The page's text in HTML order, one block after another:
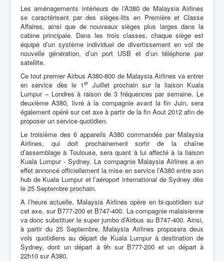
Les aménagements intérieurs de l’A380 de Malaysia Airlines
se caractérisent par des sièges-lits en Première et Classe
Affaires, ainsi que de nouveaux sièges plus larges dans la
cabine principale. Dans les trois classes, chaque siège est
équipé d’un système individuel de divertissement en vol de
nouvelle génération, d’un port USB et d’un téléphone par
satellite.
Ce tout premier Airbus A380-800 de Malaysia Airlines va entrer
en service dès le 1er
Juillet prochain sur la liaison Kuala
Lumpur – Londres à raison de 3 fréquences par semaine. Le
deuxième A380, livré à la compagnie avant la fin Juin, sera
également opéré sur cet axe à partir de la fin Aout 2012 afin de
proposer un service quotidien.
Le troisième des 6 appareils A380 commandés par Malaysia
Airlines, qui doit prochainement sortir de la chaîne
d’assemblage à Toulouse, sera quant à lui affecté à la liaison
Kuala Lumpur - Sydney. La compagnie Malaysia Airlines a en
effet annoncé officiellement la mise en service l’A380 entre son
hub de Kuala Lumpur et l’aéroport international de Sydney dès
le 25 Septembre prochain.
A l’heure actuelle, Malaysia Airlines opère en bi-quotidien sur
cet axe, sur B777-200 et B747-400. La compagnie malaisienne
va donc substituer le super jumbo d’Airbus au B747-400. Ainsi,
à partir du 25 Septembre, Malaysia Airlines proposera deux
vols quotidiens au départ de Kuala Lumpur à destination de
Sydney, dont un départ à 9h sur B777-200 et un départ à
22h10 sur A380.